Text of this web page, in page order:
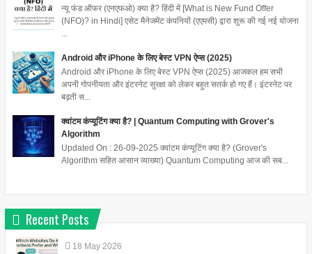
न्यू फंड ऑफर (एनएफओ) क्या है? हिंदी में [What is New Fund Offer
(NFO)? in Hindi] एसेट मैनेजमेंट कंपनियों (एएमसी) द्वारा शुरू की गई नई योजना
...
Android और iPhone के लिए बेस्ट VPN ऐप्स (2025)
Android और iPhone के लिए बेस्ट VPN ऐप्स (2025) आजकल हम सभी
अपनी गोपनीयता और इंटरनेट सुरक्षा को लेकर बहुत सतर्क हो गए हैं। इंटरनेट पर
बढ़ती स...
क्वांटम कंप्यूटिंग क्या है? | Quantum Computing with Grover's
Algorithm
Updated On : 26-09-2025 क्वांटम कंप्यूटिंग क्या है? (Grover's
Algorithm सहित आसान व्याख्या) Quantum Computing आज की सब...
Recent Posts
18 May 2026